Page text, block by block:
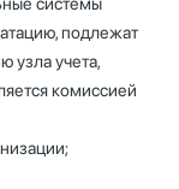
подлежат
узла учета,
комиссией